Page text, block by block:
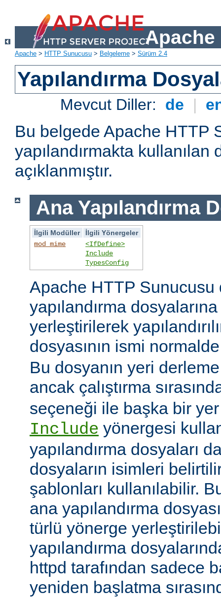
Apache
Apache > HTTP Sunucusu > Belgeleme > Sürüm 2.4
Yapılandırma
Mevcut Diller: de |
Bu belgede Apache HTTP
yapılandırmakta kullanılan
açıklanmıştır.
Ana Yapılandırma
İlgili Modüller
İlgili Yönergeler
mod_mime
<IfDefine>
Include
TypesConfig
Apache HTTP Sunucusu
yapılandırma
yerleştirilerek
dosyasının ismi
Bu dosyanın yeri
ancak çalıştırma
seçeneği ile başka bir
Include yönergesi
yapılandırma dosyaları
dosyaların isimleri
şablonları kullanılabilir.
ana yapılandırma
türlü yönerge
yapılandırma
httpd tarafından sadece
yeniden başlatma